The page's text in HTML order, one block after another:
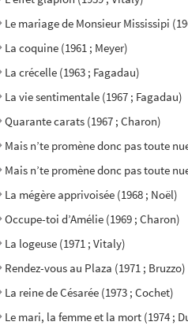
Le mariage de Monsieur Mississipi
La coquine (1961 ; Meyer)
La crécelle (1963 ; Fagadau)
La vie sentimentale (1967 ; Fagadau)
Quarante carats (1967 ; Charon)
Mais n’te promène donc pas toute
Mais n’te promène donc pas toute
La mégère apprivoisée (1968 ; Noël)
Occupe-toi d’Amélie (1969 ; Charon)
La logeuse (1971 ; Vitaly)
Rendez-vous au Plaza (1971 ; Bruzzo)
La reine de Césarée (1973 ; Cochet)
Le mari, la femme et la mort (1974 ;